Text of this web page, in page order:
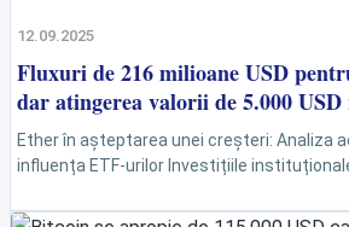
12.09.2025
Fluxuri de 216 milioane USD
dar atingerea valorii de 5.000
Ether în așteptarea unei creșteri: Analiza
influența ETF-urilor Investițiile
activității pe rețea...